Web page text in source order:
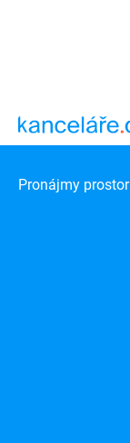
Pronájmy prostor